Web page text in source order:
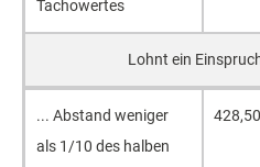
Ta­cho­wer­tes
... Ab­stand we­ni­ger
als 1/10 des hal­ben